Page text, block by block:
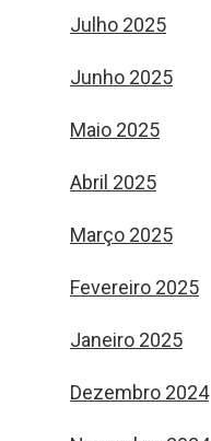
Julho 2025
Junho 2025
Maio 2025
Abril 2025
Março 2025
Fevereiro 2025
Janeiro 2025
Dezembro 2024